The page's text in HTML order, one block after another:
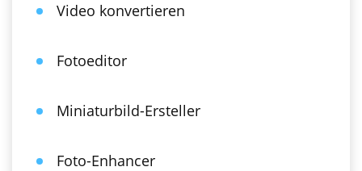
Video konvertieren
Fotoeditor
Miniaturbild-Ersteller
Foto-Enhancer